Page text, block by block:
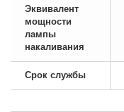
Эквивалент
мощности
лампы
накаливания
Срок службы